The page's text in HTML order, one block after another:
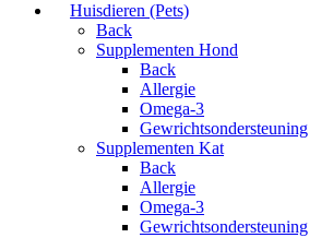
Huisdieren (Pets)
Back
Supplementen Hond
Back
Allergie
Omega-3
Gewrichtsondersteuning
Supplementen Kat
Back
Allergie
Omega-3
Gewrichtsondersteuning